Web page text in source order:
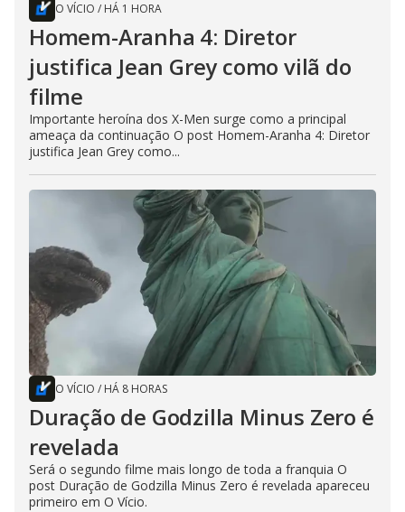
O VÍCIO / HÁ 1 HORA
Homem-Aranha 4: Diretor
justifica Jean Grey como vilã do
filme
Importante heroína dos X-Men surge como a principal
ameaça da continuação O post Homem-Aranha 4: Diretor
justifica Jean Grey como...
O VÍCIO / HÁ 8 HORAS
Duração de Godzilla Minus Zero é
revelada
Será o segundo filme mais longo de toda a franquia O
post Duração de Godzilla Minus Zero é revelada apareceu
primeiro em O Vício.